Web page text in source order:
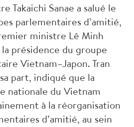
Takaichi Sanae a salué le
parlementaires d’amitié,
ministre Lê Minh
présidence du groupe
Vietnam–Japon. Tran
part, indiqué que la
nationale du Vietnam
à la réorganisation
d’amitié, au sein